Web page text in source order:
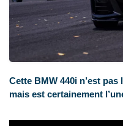
Cette BMW 440i n’est
mais est certainement